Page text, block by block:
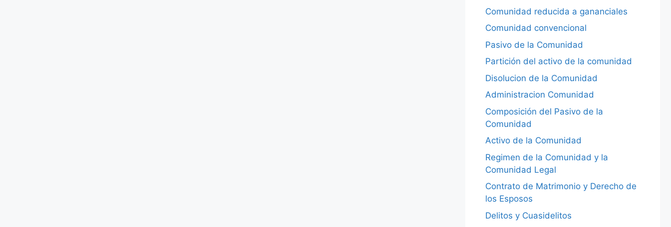
Comunidad reducida a gananciales
Comunidad convencional
Pasivo de la Comunidad
Partición del activo de la comunidad
Disolucion de la Comunidad
Administracion Comunidad
Composición del Pasivo de la
Comunidad
Activo de la Comunidad
Regimen de la Comunidad y la
Comunidad Legal
Contrato de Matrimonio y Derecho de
los Esposos
Delitos y Cuasidelitos